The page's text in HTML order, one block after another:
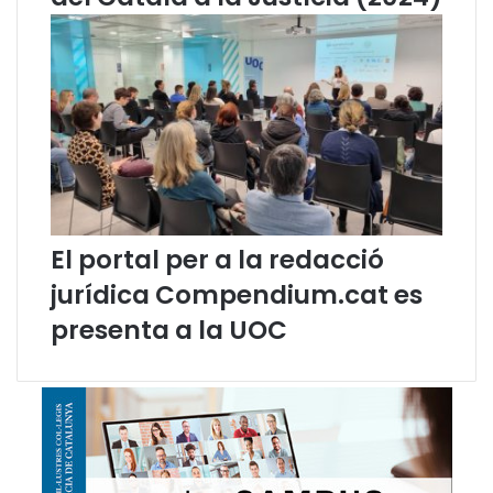
El portal per a la redacció
jurídica Compendium.cat es
presenta a la UOC